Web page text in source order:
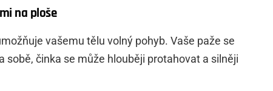
na ploše
vašemu tělu volný pohyb. Vaše paže se
sobě, činka se může hlouběji protahovat a silněji